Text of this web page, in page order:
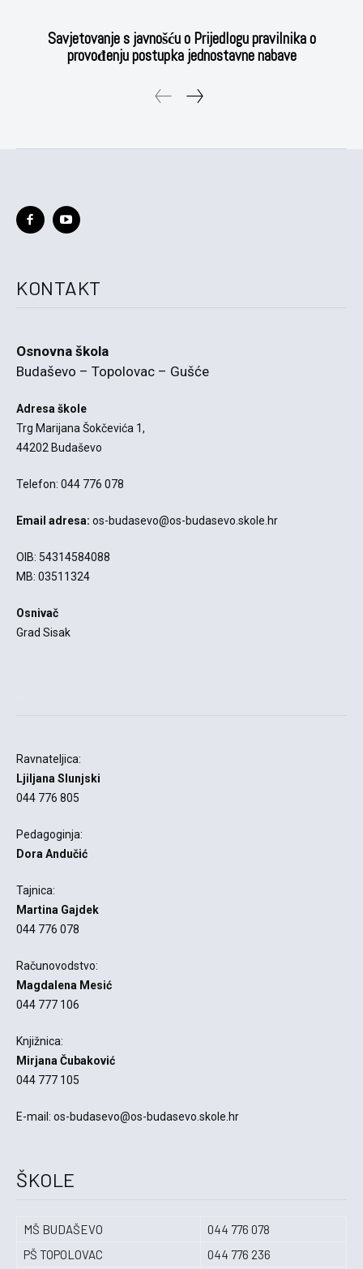
Savjetovanje s javnošću o Prijedlogu pravilnika o
provođenju postupka jednostavne nabave
KONTAKT
Osnovna škola
Budaševo – Topolovac – Gušće
Adresa škole
Trg Marijana Šokčevića 1,
44202 Budaševo
Telefon: 044 776 078
Email adresa: os-budasevo@os-budasevo.skole.hr
OIB: 54314584088
MB: 03511324
Osnivač
Grad Sisak
Ravnateljica:
Ljiljana Slunjski
044 776 805
Pedagoginja:
Dora Andučić
Tajnica:
Martina Gajdek
044 776 078
Računovodstvo:
Magdalena Mesić
044 777 106
Knjižnica:
Mirjana Čubaković
044 777 105
E-mail: os-budasevo@os-budasevo.skole.hr
ŠKOLE
MŠ BUDAŠEVO
044 776 078
PŠ TOPOLOVAC
044 776 236